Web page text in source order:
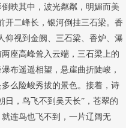
映其中，波光粼粼，明媚而美
开二峰长，银河倒挂三石梁。香
仰视到金阙、三石梁、香炉、瀑
座高峰耸入云端，三石梁上的
布遥遥相望，悬崖曲折陡峻，
么险峻秀拔的景色。接着，诗
日，鸟飞不到吴天长”，苍翠的
连鸟也飞不到，一片辽阔无